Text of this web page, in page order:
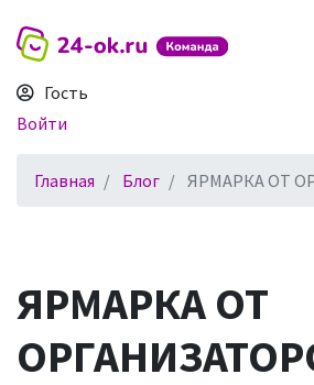
Гость
Войти
Главная Блог ЯРМАРКА ОТ
ЯРМАРКА ОТ